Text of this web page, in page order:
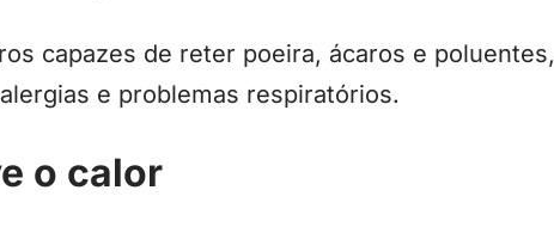
capazes de reter poeira, ácaros e poluentes,
e problemas respiratórios.
o calor